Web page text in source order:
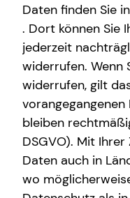
Hey, mein Name ist
Berater bei der tecis.
etwas
ein Mechatronik-
Glücklicherweise
Finanzberater
strukturierte
ich als Ingenieur
Mir war es von
Stelle zu setzen und
Daten finden Sie
. Dort können Sie
jederzeit
widerrufen. Wenn
widerrufen, gilt
bleiben
DSGVO). Mit
Daten auch in
wo